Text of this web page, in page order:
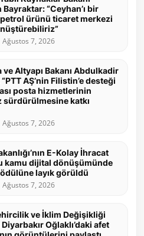
“Ceyhan’ı bir
ürünü ticaret merkezi
Ağustos 7, 2026
ve Altyapı Bakanı Abdulkadir
AŞ’nin Filistin’e desteği
posta hizmetlerinin
katkı
Ağustos 7, 2026
E-Kolay İhracat
kamu dijital dönüşümünde
layık görüldü
Ağustos 7, 2026
ve İklim Değişikliği
Diyarbakır Oğlaklı’daki afet